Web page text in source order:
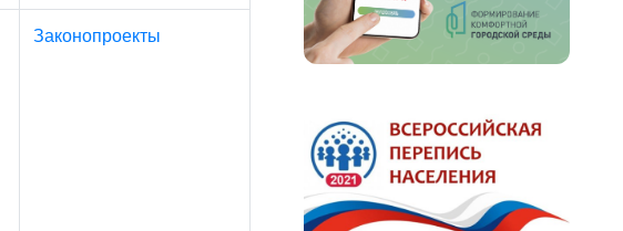
Законопроекты